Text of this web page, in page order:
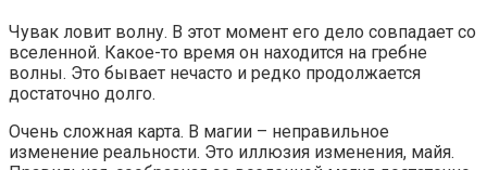
Чувак ловит волну. В этот момент его дело совпадает со
вселенной. Какое-то время он находится на гребне
волны. Это бывает нечасто и редко продолжается
достаточно долго.
Очень сложная карта. В магии – неправильное
изменение реальности. Это иллюзия изменения, майя.